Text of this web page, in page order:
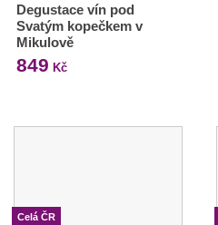
Degustace vín pod
Svatým kopečkem v
Mikulově
849 Kč
Celá ČR